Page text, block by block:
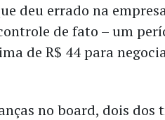
deu errado na
de fato – um
de R$ 44 para
no board, dois dos